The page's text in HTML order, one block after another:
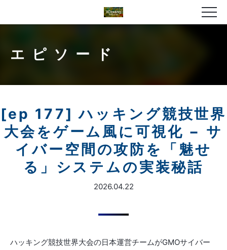
エピソード
[ep 177] ハッキング競技世界
大会をゲーム風に可視化 − サ
イバー空間の攻防を「魅せ
る」システムの実装秘話
2026.04.22
ハッキング競技世界大会の日本運営チームがGMOサイバー